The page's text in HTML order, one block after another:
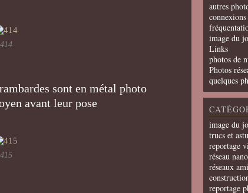
414
sont en métal photo
avant leur pose
415
autres
image du
Links
photos de
Photos
quelques
image du
trucs et
reportage
réseau
réseaux
reportage